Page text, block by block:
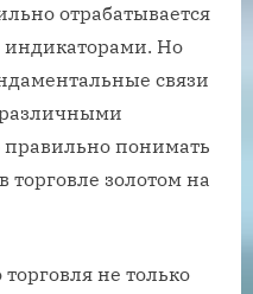
отрабатывается
Но
связи
понимать
торговле золотом на
не только